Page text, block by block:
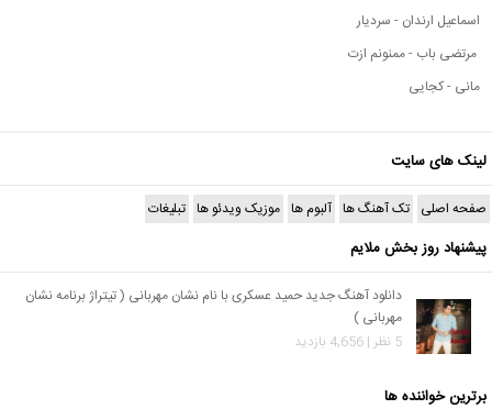
اسماعیل ارندان - سردیار
مرتضی باب - ممنونم ازت
مانی - کجایی
لینک های سایت
صفحه اصلی تک آهنگ ها آلبوم ها موزیک ویدئو ها تبلیغات
پیشنهاد روز بخش ملایم
دانلود آهنگ جدید حمید عسکری با نام نشان مهربانی ( تیتراژ برنامه نشان
مهربانی )
5 نظر | 4,656 بازدید
برترین خواننده ها